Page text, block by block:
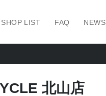
SHOP LIST FAQ NEWS
北山店